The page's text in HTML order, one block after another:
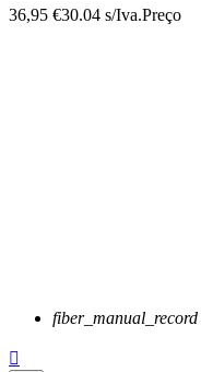
36,95 €30.04 s/Iva.Preço
fiber_manual_record
